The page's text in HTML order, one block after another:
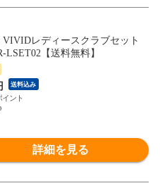
VIVIDレディースクラブセット
LSET02【送料無料】
送料込み
詳細を見る